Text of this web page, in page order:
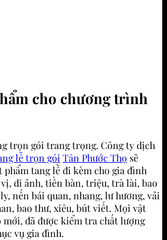
cho chương trình
trọn gói trang trọng. Công ty dịch
lễ trọn gói Tân Phước Thọ sẽ
tang lễ đi kèm cho gia đình
vị, di ảnh, tiền bàn, triệu, trà lài, bao
nến bái quan, nhang, lư hương, vải
bao thư, xiêu, bút viết. Mọi vật
mới, đã được kiểm tra chất lượng
vụ gia đình.